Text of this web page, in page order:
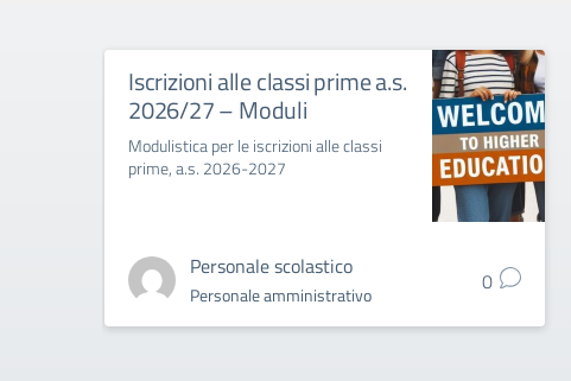
Iscrizioni alle classi prime a.s.
2026/27 – Moduli
Modulistica per le iscrizioni alle classi
prime, a.s. 2026-2027
Personale scolastico
Personale amministrativo 0